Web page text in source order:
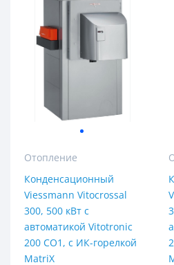
Отопление
Конденсационный
Viessmann Vitocrossal
300, 500 кВт с
автоматикой Vitotronic
200 CO1, с ИК-горелкой
MatriX